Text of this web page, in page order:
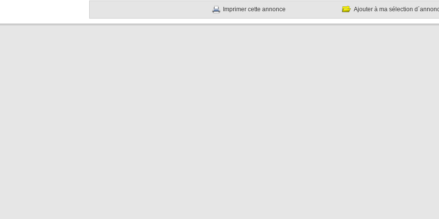
Imprimer cette annonce Ajouter à ma sélection